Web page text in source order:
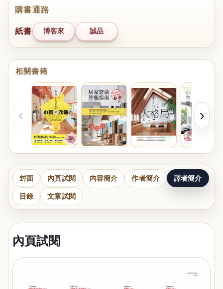
購書通路
紙書 博客來 誠品
相關書籍
‹ ›
封面 內頁試閱 內容簡介 作者簡介 譯者簡介
目錄 文章試閱
內頁試閱